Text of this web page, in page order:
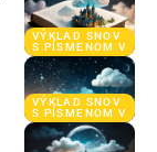
VÝKLAD SNOV
S PÍSMENOM V
VÝKLAD SNOV
S PÍSMENOM V